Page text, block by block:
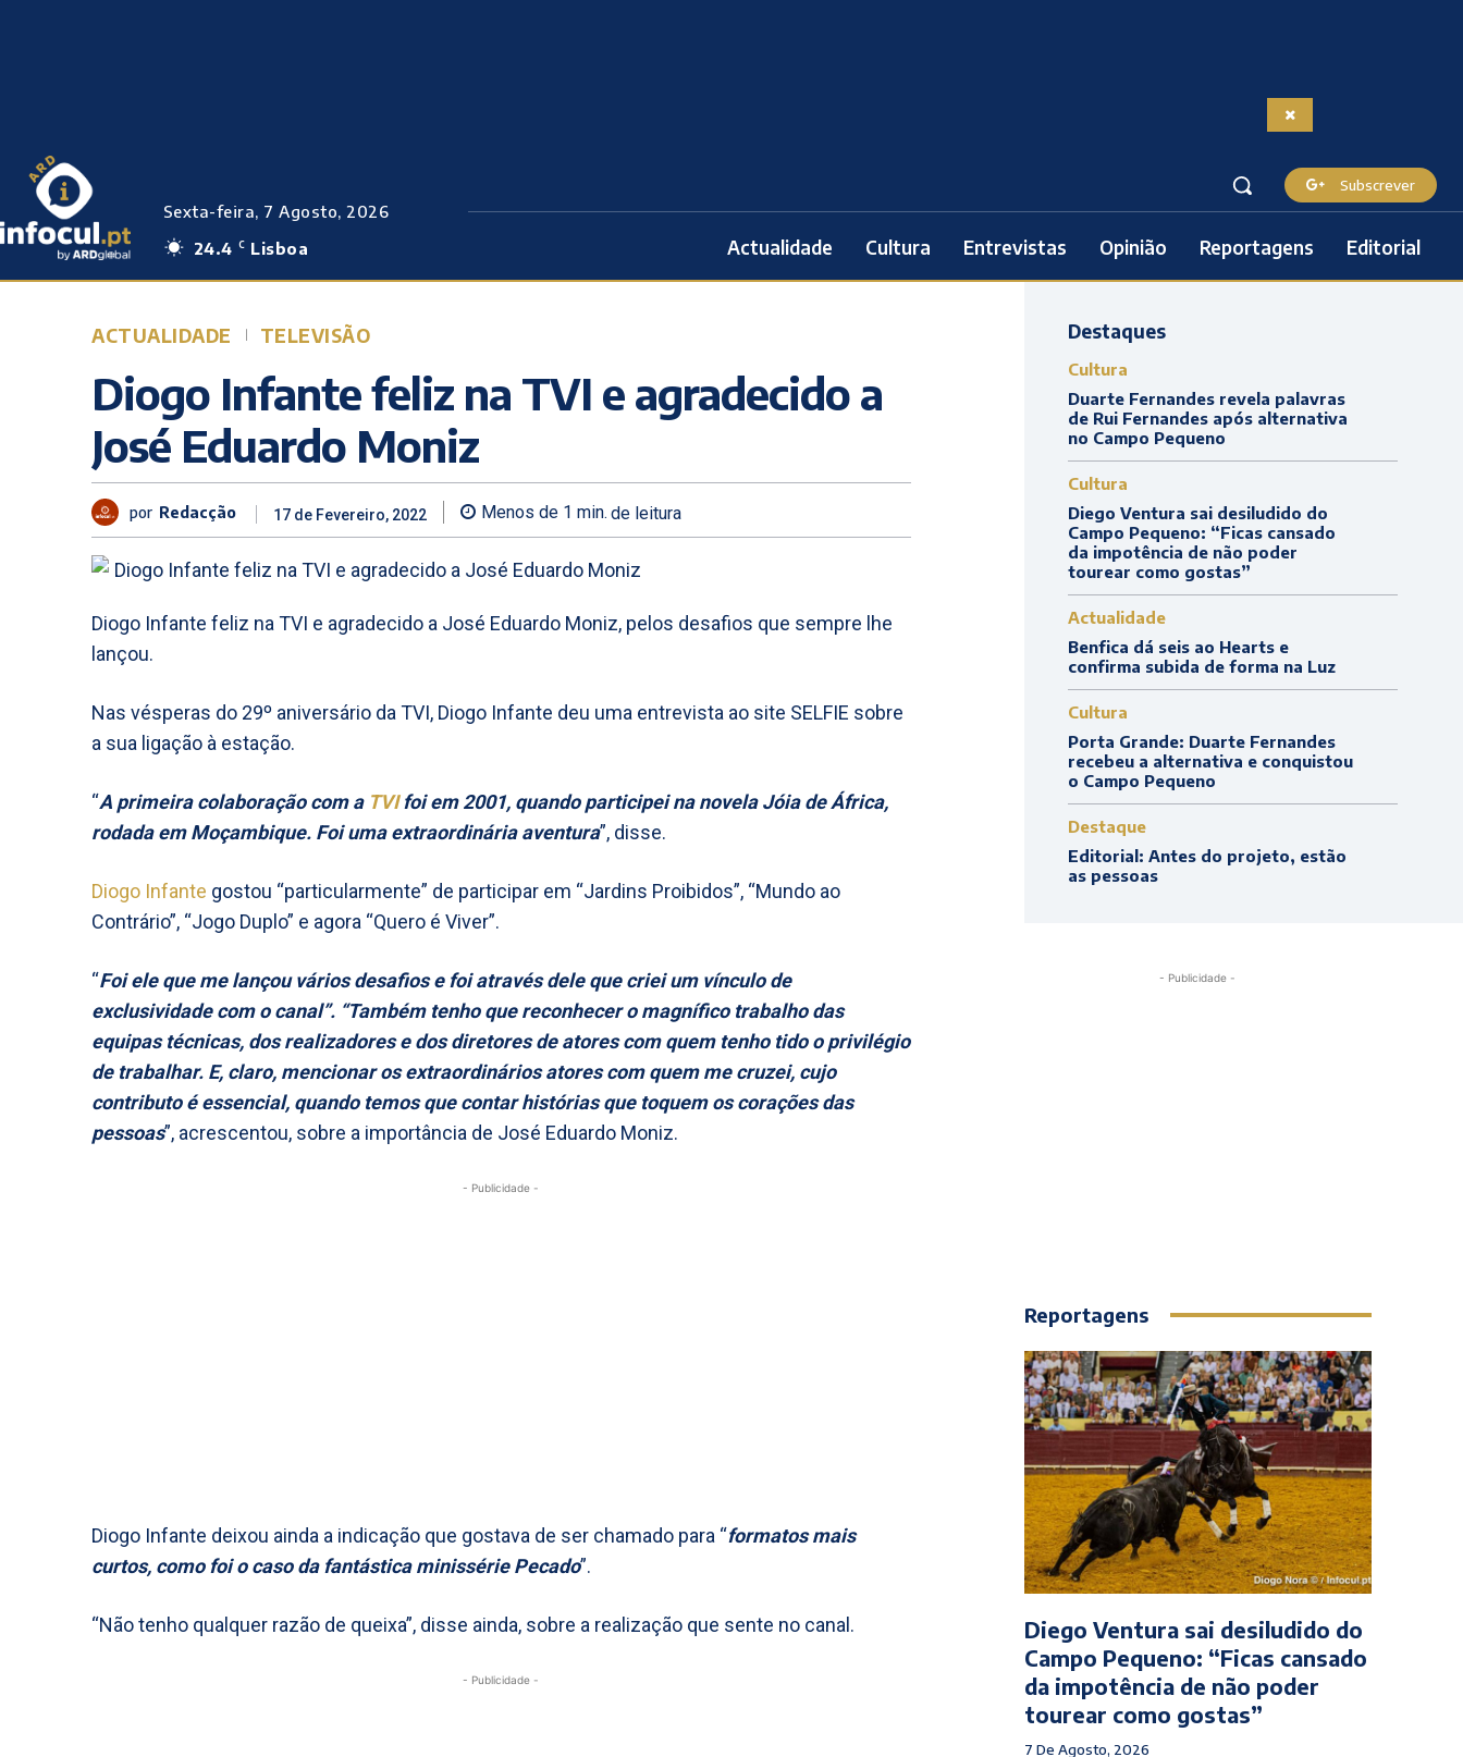
Sexta-feira, 7 Agosto, 2026
24.4 C Lisboa
Subscrever
Actualidade Cultura Entrevistas Opinião Reportagens Editorial
ACTUALIDADE TELEVISÃO
Diogo Infante feliz na TVI e agradecido a
José Eduardo Moniz
por Redacção 17 de Fevereiro, 2022 Menos de 1 min. de leitura
Diogo Infante feliz na TVI e agradecido a José Eduardo Moniz, pelos desafios que sempre lhe
lançou.
Nas vésperas do 29º aniversário da TVI, Diogo Infante deu uma entrevista ao site SELFIE sobre
a sua ligação à estação.
“A primeira colaboração com a TVIfoi em 2001, quando participei na novela Jóia de África,
rodada em Moçambique. Foi uma extraordinária aventura”, disse.
Diogo Infante gostou “particularmente” de participar em “Jardins Proibidos”, “Mundo ao
Contrário”, “Jogo Duplo” e agora “Quero é Viver”.
“Foi ele que me lançou vários desafios e foi através dele que criei um vínculo de
exclusividade com o canal”. “Também tenho que reconhecer o magnífico trabalho das
equipas técnicas, dos realizadores e dos diretores de atores com quem tenho tido o privilégio
de trabalhar. E, claro, mencionar os extraordinários atores com quem me cruzei, cujo
contributo é essencial, quando temos que contar histórias que toquem os corações das
pessoas”, acrescentou, sobre a importância de José Eduardo Moniz.
- Publicidade -
Diogo Infante deixou ainda a indicação que gostava de ser chamado para “formatos mais
curtos, como foi o caso da fantástica minissérie Pecado”.
“Não tenho qualquer razão de queixa”, disse ainda, sobre a realização que sente no canal.
- Publicidade -
Destaques
Cultura
Duarte Fernandes revela palavras
de Rui Fernandes após alternativa
no Campo Pequeno
Cultura
Diego Ventura sai desiludido do
Campo Pequeno: “Ficas cansado
da impotência de não poder
tourear como gostas”
Actualidade
Benfica dá seis ao Hearts e
confirma subida de forma na Luz
Cultura
Porta Grande: Duarte Fernandes
recebeu a alternativa e conquistou
o Campo Pequeno
Destaque
Editorial: Antes do projeto, estão
as pessoas
- Publicidade -
Reportagens
Diego Ventura sai desiludido do
Campo Pequeno: “Ficas cansado
da impotência de não poder
tourear como gostas”
7 De Agosto, 2026